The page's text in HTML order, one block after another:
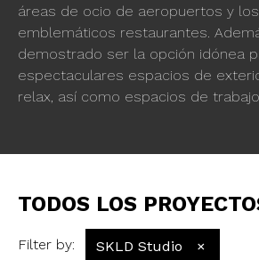
áreas de ocio de aeropuertos y
emblemáticos restaurantes.
demostrado ser la opción idónea
espectaculares espacios de
relax, así como espacios de
TODOS LOS
Filter by: SKLD Studio ×